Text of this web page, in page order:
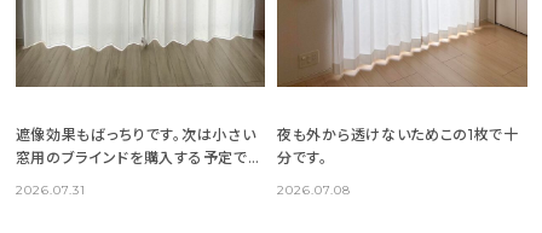
遮像効果もばっちりです。次は小さい
窓用のブラインドを購入する予定で
2026.07.31
夜も外から透けないためこの1枚で十
分です。
2026.07.08